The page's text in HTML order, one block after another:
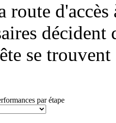
route
décident
se
par étape